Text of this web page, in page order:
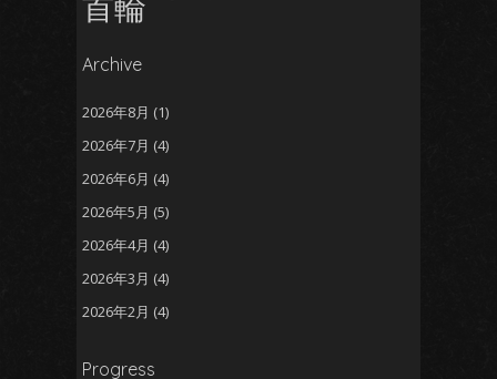
Archive
2026年8月 (1)
2026年7月 (4)
2026年6月 (4)
2026年5月 (5)
2026年4月 (4)
2026年3月 (4)
2026年2月 (4)
Progress